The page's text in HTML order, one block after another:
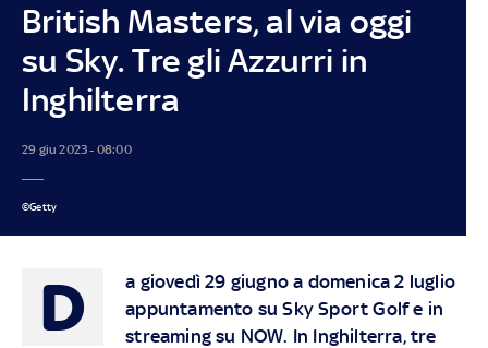
British Masters, al via oggi
su Sky. Tre gli Azzurri in
Inghilterra
29 giu 2023 - 08:00
©Getty
D
a giovedì 29 giugno a domenica 2 luglio
appuntamento su Sky Sport Golf e in
streaming su NOW. In Inghilterra, tre